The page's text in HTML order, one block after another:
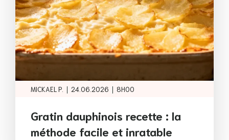
MICKAEL P. | 24.06.2026 | 8H00
Gratin dauphinois recette : la
méthode facile et inratable